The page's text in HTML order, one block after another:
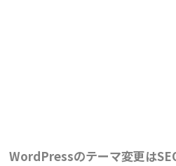
WordPressのテーマ変更は